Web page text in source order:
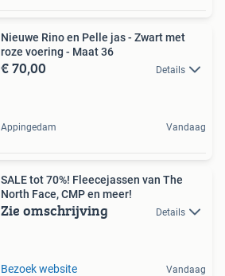
Nieuwe Rino en Pelle jas - Zwart met
roze voering - Maat 36
€ 70,00 Details
Appingedam Vandaag
SALE tot 70%! Fleecejassen van The
North Face, CMP en meer!
Zie omschrijving Details
Bezoek website Vandaag